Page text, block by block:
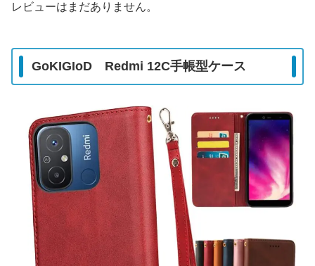
レビューはまだありません。
GoKIGIoD Redmi 12C手帳型ケース